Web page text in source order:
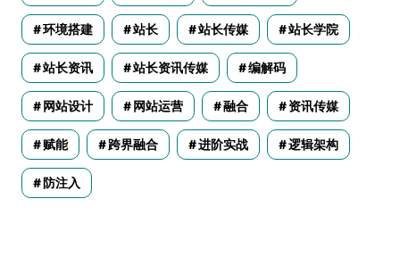
环境搭建 站长 站长传媒 站长学院
站长资讯 站长资讯传媒 编解码
网站设计 网站运营 融合 资讯传媒
赋能 跨界融合 进阶实战 逻辑架构
防注入